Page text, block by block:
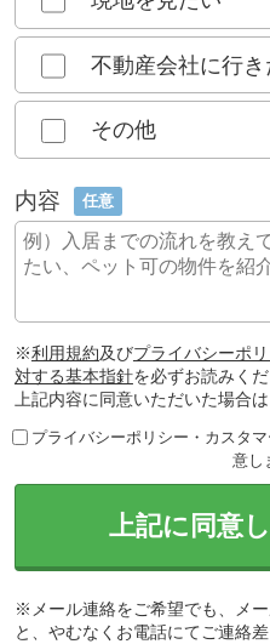
不動産会社に行き
その他
内容 任意
※利用規約及びプライバシーポ
対する基本指針を必ずお読みくだ
上記内容に同意いただいた場合
プライバシーポリシー・カスタ
意し
上記に同意
※メール連絡をご希望でも、メ
と、やむなくお電話にてご連絡